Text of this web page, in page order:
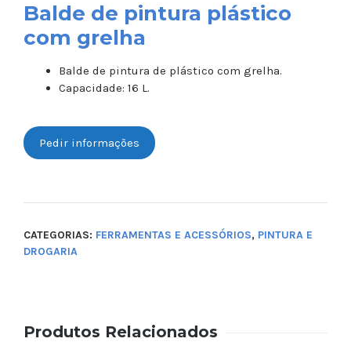
Balde de pintura plástico
com grelha
Balde de pintura de plástico com grelha.
Capacidade: 16 L.
Pedir informações
CATEGORIAS: FERRAMENTAS E ACESSÓRIOS, PINTURA E
DROGARIA
Produtos Relacionados